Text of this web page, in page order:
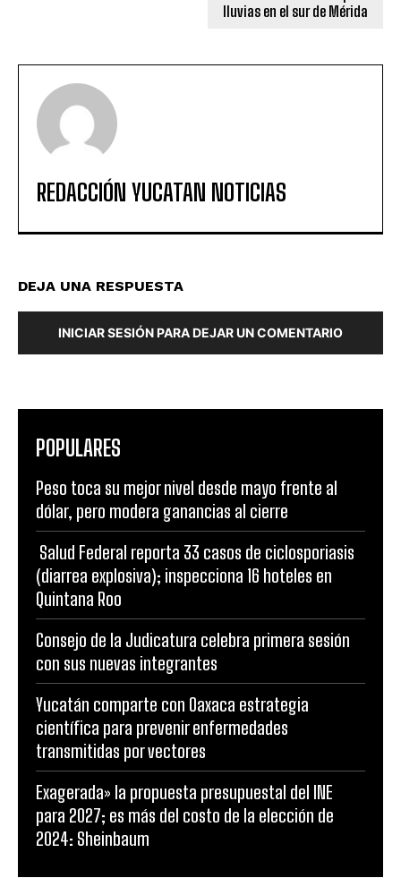
lluvias en el sur de Mérida
REDACCIÓN YUCATAN NOTICIAS
DEJA UNA RESPUESTA
INICIAR SESIÓN PARA DEJAR UN COMENTARIO
POPULARES
Peso toca su mejor nivel desde mayo frente al
dólar, pero modera ganancias al cierre
Salud Federal reporta 33 casos de ciclosporiasis
(diarrea explosiva); inspecciona 16 hoteles en
Quintana Roo
Consejo de la Judicatura celebra primera sesión
con sus nuevas integrantes
Yucatán comparte con Oaxaca estrategia
científica para prevenir enfermedades
transmitidas por vectores
Exagerada» la propuesta presupuestal del INE
para 2027; es más del costo de la elección de
2024: Sheinbaum